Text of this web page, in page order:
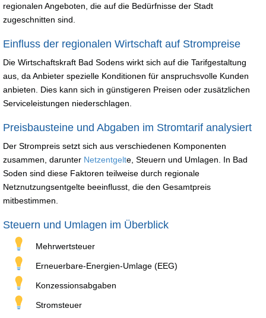
regionalen Angeboten, die auf die Bedürfnisse der Stadt
zugeschnitten sind.
Einfluss der regionalen Wirtschaft auf Strompreise
Die Wirtschaftskraft Bad Sodens wirkt sich auf die Tarifgestaltung
aus, da Anbieter spezielle Konditionen für anspruchsvolle Kunden
anbieten. Dies kann sich in günstigeren Preisen oder zusätzlichen
Serviceleistungen niederschlagen.
Preisbausteine und Abgaben im Stromtarif analysiert
Der Strompreis setzt sich aus verschiedenen Komponenten
zusammen, darunter Netzentgelte, Steuern und Umlagen. In Bad
Soden sind diese Faktoren teilweise durch regionale
Netznutzungsentgelte beeinflusst, die den Gesamtpreis
mitbestimmen.
Steuern und Umlagen im Überblick
Mehrwertsteuer
Erneuerbare-Energien-Umlage (EEG)
Konzessionsabgaben
Stromsteuer